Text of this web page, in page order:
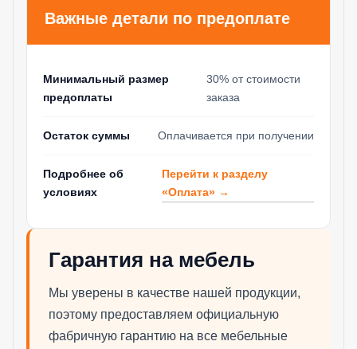
Важные детали по предоплате
Минимальный размер
предоплаты
30% от стоимости
заказа
Остаток суммы Оплачивается при получении
Подробнее об
условиях
Перейти к разделу
«Оплата» →
Гарантия на мебель
Мы уверены в качестве нашей продукции,
поэтому предоставляем официальную
фабричную гарантию на все мебельные